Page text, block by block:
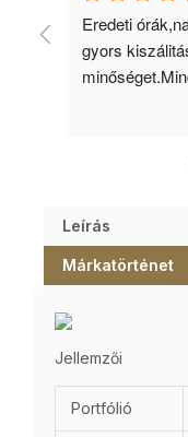
Eredeti
gyors
Leírás
Márkatörténet
Jellemzői
Portfólió